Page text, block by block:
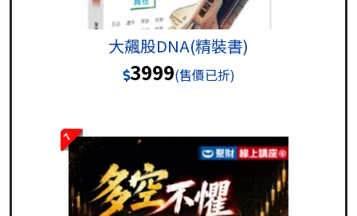
大飆股DNA(精裝書)
3999(售價已折)
7